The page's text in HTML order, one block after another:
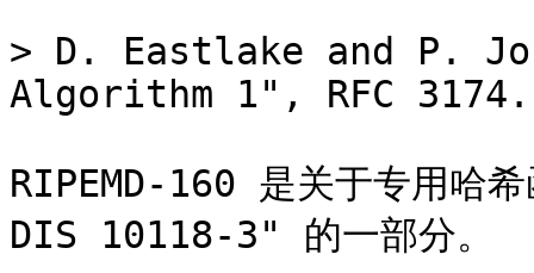
> D. Eastlake and P.
Algorithm 1", RFC 3174.
RIPEMD-160 是关于专用哈
DIS 10118-3" 的一部分。